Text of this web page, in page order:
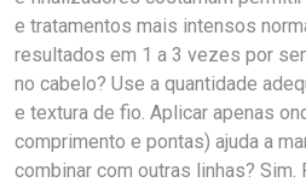
e tratamentos mais intensos
resultados em 1 a 3 vezes por
no cabelo? Use a quantidade
e textura de fio. Aplicar apenas
comprimento e pontas) ajuda a
combinar com outras linhas?